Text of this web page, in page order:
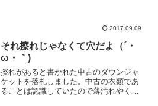
2017.09.09
それ擦れじゃなくて穴だよ（´・
ω・｀)
擦れがあると書かれた中古のダウンジャ
ケットを落札しました。中古の衣類であ
ることは認識していたので薄汚れやくた